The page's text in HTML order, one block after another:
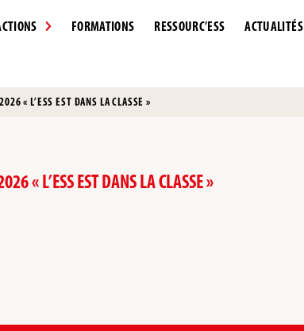
FORMATIONS RESSOURC’ESS ACTUALITÉS
« L’ESS EST DANS LA CLASSE »
« L’ESS EST DANS LA CLASSE »